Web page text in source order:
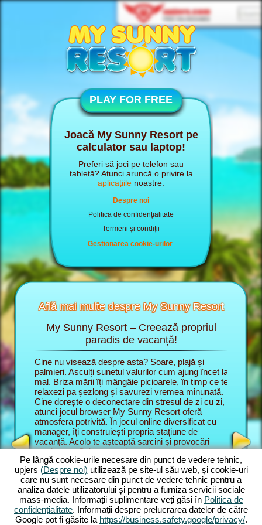
PLAY FOR FREE
Joacă My Sunny Resort pe
calculator sau laptop!
Preferi să joci pe telefon sau
tabletă? Atunci aruncă o privire la
aplicațiile noastre.
Despre noi
Politica de confidențialitate
Termeni și condiții
Gestionarea cookie-urilor
Află mai multe despre My Sunny Resort
My Sunny Resort – Creează propriul
paradis de vacanță!
Cine nu visează despre asta? Soare, plajă și
palmieri. Asculți sunetul valurilor cum ajung încet la
mal. Briza mării îți mângâie picioarele, în timp ce te
relaxezi pa șezlong și savurezi vremea minunată.
Cine dorește o deconectare din stresul de zi cu zi,
atunci jocul browser My Sunny Resort oferă
atmosfera potrivită. În jocul online diversificat cu
manager, îți construiești propria stațiune de
vacanță. Acolo te așteaptă sarcini și provocări
captivante. Sub comanda unui manager de
stațiune, la început înveți principalele funcțiuni din
joc. Apoi începi propriul vis de vacanță. Dezvolți
propria stațiune de plajă. Bineînțeles ai planuri
ambițioase. Scopul tău în aventura online este
mulțumirea oaspeților și să extinzi stațiunea la 5
stele. Pentru asta îți stau la dispoziție numeroase
funcțiuni și caracteristici. Cu cât avansezi în joc,
În jocul
unui
te
Aici
de
joc
plajă și
online
le poți
grozav
Pe lângă cookie-urile necesare din punct de vedere tehnic,
upjers (Despre noi) utilizează pe site-ul său web, și cookie-uri
care nu sunt necesare din punct de vedere tehnic pentru a
analiza datele utilizatorului și pentru a furniza servicii sociale
mass-media. Informații suplimentare veți găsi în Politica de
confidențialitate. Informații despre prelucrarea datelor de către
Google pot fi găsite la https://business.safety.google/privacy/.